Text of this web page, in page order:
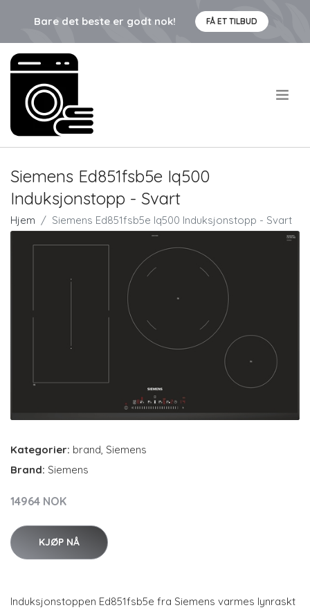
Bare det beste er godt nok! FÅ ET TILBUD
Siemens Ed851fsb5e Iq500
Induksjonstopp - Svart
Hjem Siemens Ed851fsb5e Iq500 Induksjonstopp - Svart
Kategorier: brand Siemens
Brand: Siemens
14964 NOK
KJØP NÅ
Induksjonstoppen Ed851fsb5e fra Siemens varmes lynraskt